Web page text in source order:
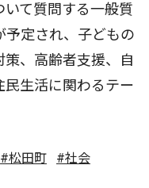
て質問する一般質
予定され、子どもの
、高齢者支援、自
生活に関わるテー
#松田町
#社会